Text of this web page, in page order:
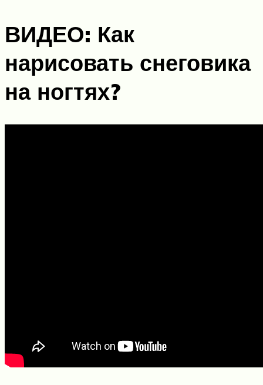
ВИДЕО: Как
нарисовать снеговика
на ногтях?